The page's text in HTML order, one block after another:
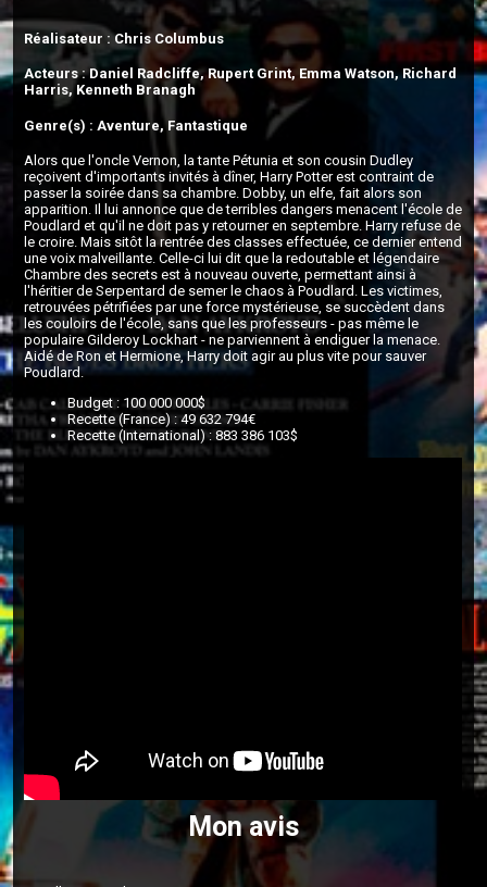
Réalisateur : Chris Columbus
Acteurs : Daniel Radcliffe, Rupert Grint, Emma Watson, Richard
Harris, Kenneth Branagh
Genre(s) : Aventure, Fantastique
Alors que l'oncle Vernon, la tante Pétunia et son cousin Dudley
reçoivent d'importants invités à dîner, Harry Potter est contraint de
passer la soirée dans sa chambre. Dobby, un elfe, fait alors son
apparition. Il lui annonce que de terribles dangers menacent l'école de
Poudlard et qu'il ne doit pas y retourner en septembre. Harry refuse de
le croire. Mais sitôt la rentrée des classes effectuée, ce dernier entend
une voix malveillante. Celle-ci lui dit que la redoutable et légendaire
Chambre des secrets est à nouveau ouverte, permettant ainsi à
l'héritier de Serpentard de semer le chaos à Poudlard. Les victimes,
retrouvées pétrifiées par une force mystérieuse, se succèdent dans
les couloirs de l'école, sans que les professeurs - pas même le
populaire Gilderoy Lockhart - ne parviennent à endiguer la menace.
Aidé de Ron et Hermione, Harry doit agir au plus vite pour sauver
Poudlard.
Budget : 100 000 000$
Recette (France) : 49 632 794€
Recette (International) : 883 386 103$
Mon avis